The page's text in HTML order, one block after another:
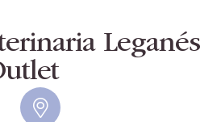
Leganés